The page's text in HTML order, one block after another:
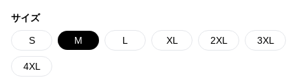
サイズ
S M L XL 2XL 3XL
4XL